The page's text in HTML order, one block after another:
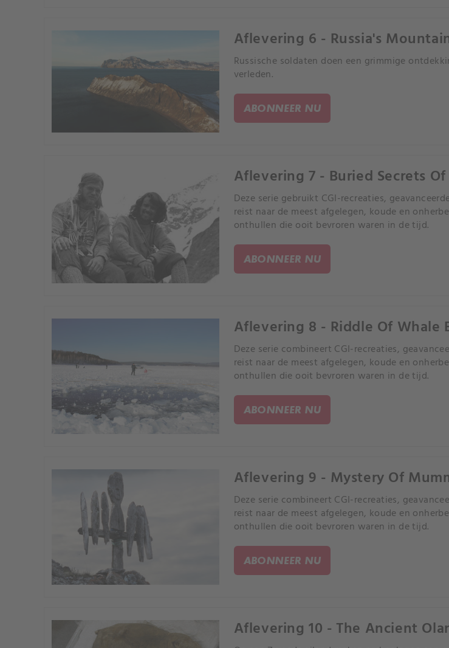
Aflevering 6 - Russia's
Russische soldaten doen een grimmige
verleden.
ABONNEER NU
Aflevering 7 - Buried Secrets
Deze serie gebruikt CGI-recreaties,
reist naar de meest afgelegen, koude en
onthullen die ooit bevroren waren in de tijd.
ABONNEER NU
Aflevering 8 - Riddle Of Whale
Deze serie combineert CGI-recreaties,
reist naar de meest afgelegen, koude en
onthullen die ooit bevroren waren in de tijd.
ABONNEER NU
Aflevering 9 - Mystery Of
Deze serie combineert CGI-recreaties,
reist naar de meest afgelegen, koude en
onthullen die ooit bevroren waren in de tijd.
ABONNEER NU
Aflevering 10 - The Ancient